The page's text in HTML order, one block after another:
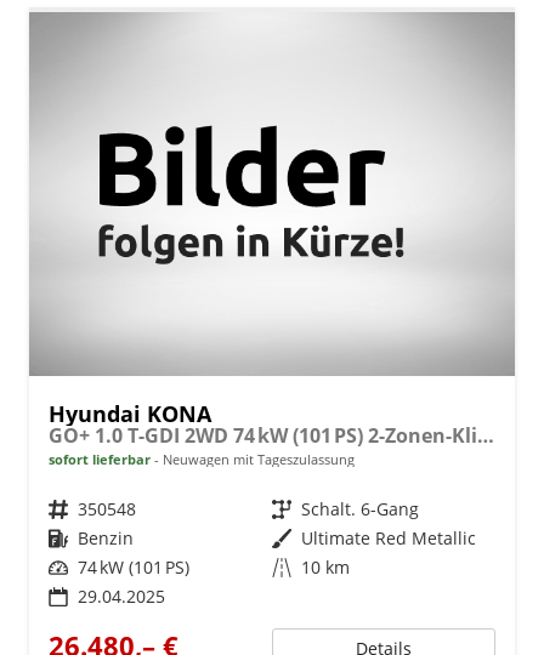
Hyundai KONA
GO+ 1.0 T-GDI 2WD 74 kW (101 PS) 2-Zonen-Klimaautomatik, Sitzheizung, Lenkradheizung, DAB, Android Auto, Apple CarPlay, Navigationssystem, Induktionsladestation, LED-Scheinwerfer, 18 Zoll Leichtmetallfelgen, uvm
sofort lieferbar Neuwagen mit Tageszulassung
Fahrzeugnr. 350548 Getriebe Schalt. 6-Gang
Kraftstoff Benzin Außenfarbe Ultimate Red Metallic
Leistung 74 kW (101 PS) Kilometerstand 10 km
29.04.2025
26.480,– € Details